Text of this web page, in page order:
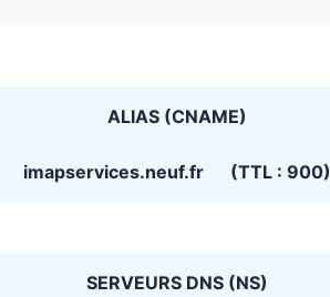
ALIAS (CNAME)
imapservices.neuf.fr (TTL : 900)
SERVEURS DNS (NS)